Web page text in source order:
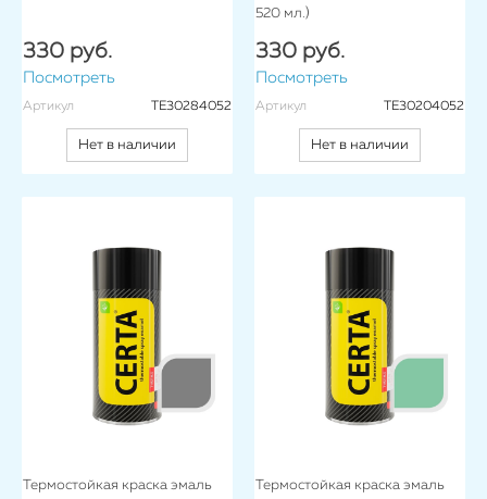
330 руб.
Посмотреть
Артикул TE30284052
Нет в наличии
520 мл.)
330 руб.
Посмотреть
Артикул TE30204052
Нет в наличии
Термостойкая краска эмаль
Термостойкая краска эмаль